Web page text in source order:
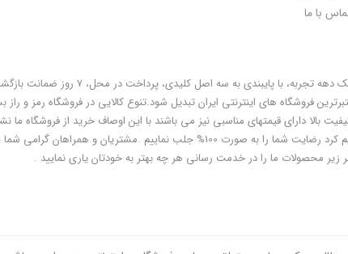
با ما
فروشگاه رمز و راز به عنوان یکی از قدیمی‌ترین فروشگاه های اینترنتی با بیش از یک دهه تجربه، با پایبندی به
فروشگاه های اینترنتی ایران تبدیل شود.تنوع کالایی در فروشگاه رمز و راز
بالا دارای قیمتهای مناسبی نیز می باشند با این اوصاف خرید از فروشگاه ما
هوشمندی شماست و مطمئنا ما هم به پاس درایت و هوشمندی شما سعی خواهیم کرد رضایت شما را به صورت 100% جلب نماییم .مشتریان و
محصولات ما را در خدمت رسانی هر چه بهتر به خودتان یاری نمایید .